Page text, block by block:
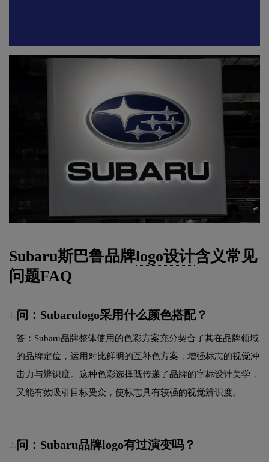
Subaru斯巴鲁品牌logo设计含义常见
问题FAQ
问：Subarulogo采用什么颜色搭配？
答：Subaru品牌整体使用的色彩方案充分契合了其在品牌领域
的品牌定位，运用对比鲜明的互补色方案，增强标志的视觉冲
击力与辨识度。这种色彩选择既传递了品牌的字标设计美学，
又能有效吸引目标受众，使标志具有较强的视觉辨识度。
2. 问：Subaru品牌logo有过演变吗？